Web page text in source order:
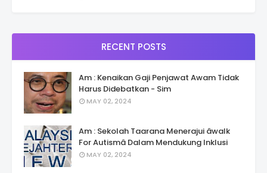
RECENT POSTS
Am : Kenaikan Gaji Penjawat Awam Tidak
Harus Didebatkan - Sim
MAY 02, 2024
Am : Sekolah Taarana Menerajui âwalk
For Autismâ Dalam Mendukung Inklusi
MAY 02, 2024